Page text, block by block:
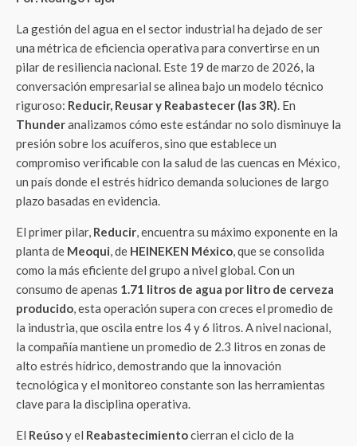
La gestión del agua en el sector industrial ha dejado de ser
una métrica de eficiencia operativa para convertirse en un
pilar de resiliencia nacional. Este 19 de marzo de 2026, la
conversación empresarial se alinea bajo un modelo técnico
riguroso: Reducir, Reusar y Reabastecer (las 3R). En
Thunderanalizamos cómo este estándar no solo disminuye la
presión sobre los acuíferos, sino que establece un
compromiso verificable con la salud de las cuencas en México,
un país donde el estrés hídrico demanda soluciones de largo
plazo basadas en evidencia.
El primer pilar, Reducir, encuentra su máximo exponente en la
planta de Meoqui, de HEINEKEN México, que se consolida
como la más eficiente del grupo a nivel global. Con un
consumo de apenas 1.71 litros de agua por litro de cerveza
producido, esta operación supera con creces el promedio de
la industria, que oscila entre los 4 y 6 litros. A nivel nacional,
la compañía mantiene un promedio de 2.3 litros en zonas de
alto estrés hídrico, demostrando que la innovación
tecnológica y el monitoreo constante son las herramientas
clave para la disciplina operativa.
El Reúsoy el Reabastecimientocierran el ciclo de la